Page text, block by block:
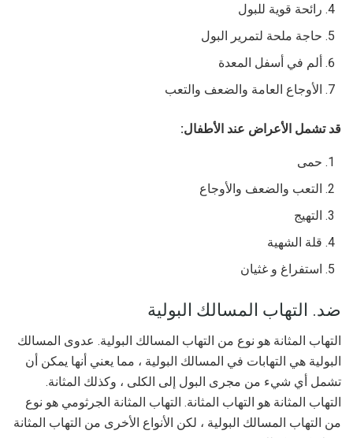
رائحة قوية للبول
حاجة ملحة لتمرير البول
ألم في أسفل المعدة
الأوجاع العامة والضعف والتعب
قد تشمل الأعراض عند الأطفال:
حمى
التعب والضعف والأوجاع
التهيج
قلة الشهية
استفراغ و غثيان
ضد. التهاب المسالك البولية
التهاب المثانة هو نوع من التهاب المسالك البولية. عدوى المسالك
البولية هي التهابات في المسالك البولية ، مما يعني أنها يمكن أن
تشمل أي شيء من مجرى البول إلى الكلى ، وكذلك المثانة.
التهاب المثانة هو التهاب المثانة. التهاب المثانة الجرثومي هو نوع
من التهاب المسالك البولية ، لكن الأنواع الأخرى من التهاب المثانة